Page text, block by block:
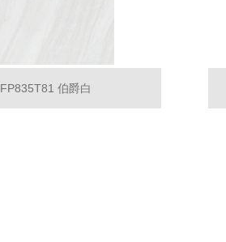
FP835T81 伯爵白